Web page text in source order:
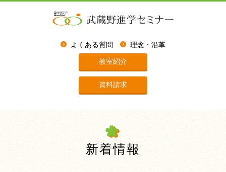
よくある質問 理念・沿革
教室紹介
資料請求
新着情報